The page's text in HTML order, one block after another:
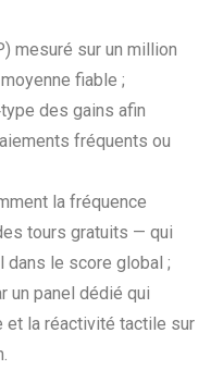
mesuré sur un million
fiable ;
des gains afin
fréquents ou
la fréquence
tours gratuits — qui
dans le score global ;
un panel dédié qui
et la réactivité tactile sur